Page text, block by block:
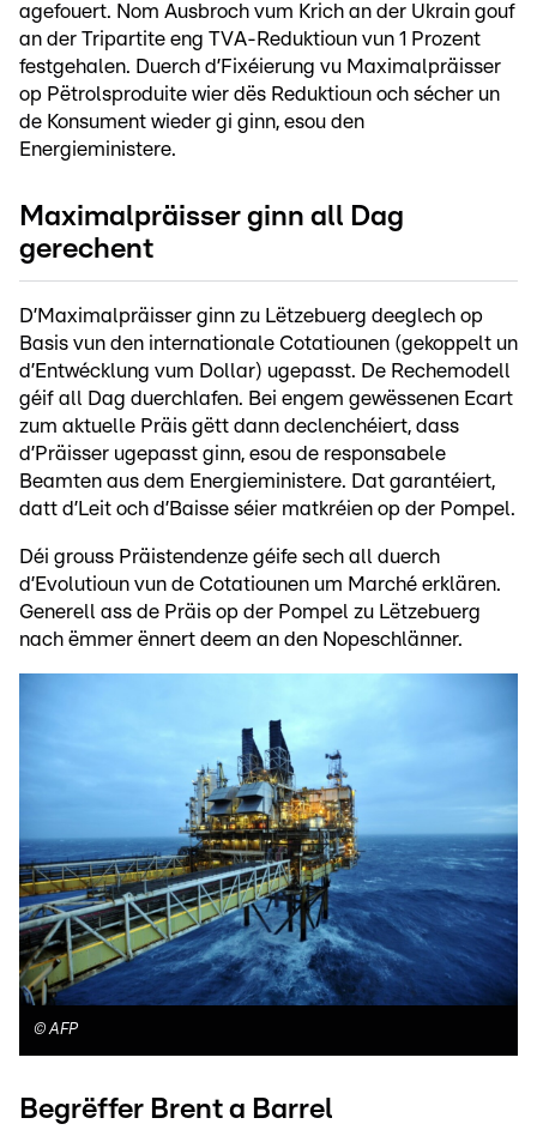
agefouert. Nom Ausbroch vum Krich an der Ukrain gouf
an der Tripartite eng TVA-Reduktioun vun 1 Prozent
festgehalen. Duerch d’Fixéierung vu Maximalpräisser
op Pëtrolsproduite wier dës Reduktioun och sécher un
de Konsument wieder gi ginn, esou den
Energieministere.
Maximalpräisser ginn all Dag
gerechent
D’Maximalpräisser ginn zu Lëtzebuerg deeglech op
Basis vun den internationale Cotatiounen (gekoppelt un
d’Entwécklung vum Dollar) ugepasst. De Rechemodell
géif all Dag duerchlafen. Bei engem gewëssenen Ecart
zum aktuelle Präis gëtt dann declenchéiert, dass
d’Präisser ugepasst ginn, esou de responsabele
Beamten aus dem Energieministere. Dat garantéiert,
datt d’Leit och d’Baisse séier matkréien op der Pompel.
Déi grouss Präistendenze géife sech all duerch
d’Evolutioun vun de Cotatiounen um Marché erklären.
Generell ass de Präis op der Pompel zu Lëtzebuerg
nach ëmmer ënnert deem an den Nopeschlänner.
©AFP
Begrëffer Brent a Barrel